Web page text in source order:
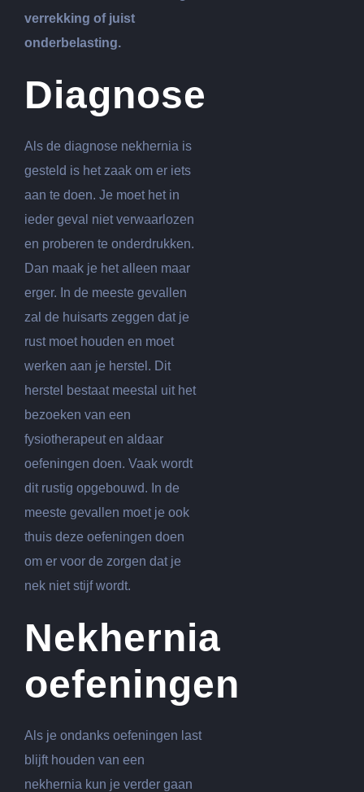
verrekking of juist
onderbelasting.
Diagnose
Als de diagnose nekhernia is
gesteld is het zaak om er iets
aan te doen. Je moet het in
ieder geval niet verwaarlozen
en proberen te onderdrukken.
Dan maak je het alleen maar
erger. In de meeste gevallen
zal de huisarts zeggen dat je
rust moet houden en moet
werken aan je herstel. Dit
herstel bestaat meestal uit het
bezoeken van een
fysiotherapeut en aldaar
oefeningen doen. Vaak wordt
dit rustig opgebouwd. In de
meeste gevallen moet je ook
thuis deze oefeningen doen
om er voor de zorgen dat je
nek niet stijf wordt.
Nekhernia
oefeningen
Als je ondanks oefeningen last
blijft houden van een
nekhernia kun je verder gaan